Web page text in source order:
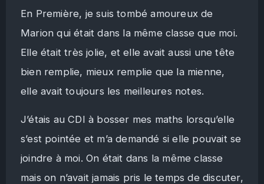
En Première, je suis tombé amoureux de
Marion qui était dans la même classe que moi.
Elle était très jolie, et elle avait aussi une tête
bien remplie, mieux remplie que la mienne,
elle avait toujours les meilleures notes.
J’étais au CDI à bosser mes maths lorsqu’elle
s’est pointée et m’a demandé si elle pouvait se
joindre à moi. On était dans la même classe
mais on n’avait jamais pris le temps de discuter,